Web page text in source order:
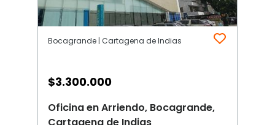
Bocagrande | Cartagena de Indias
$3.300.000
Oficina en Arriendo, Bocagrande,